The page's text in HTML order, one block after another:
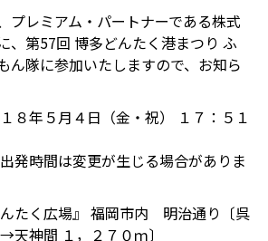
プレミアム・パートナーである株式
、第57回 博多どんたく港まつり ふ
ん隊に参加いたしますので、お知ら
８年５月４日（金・祝） １７：５１
発時間は変更が生じる場合がありま
んたく広場』 福岡市内 明治通り〔呉
天神間 １，２７０ｍ〕